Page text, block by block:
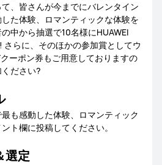
、皆さんが今までにバレンタイン
た体験、ロマンティックな体験を
中から抽選で10名様にHUAWEI
さらに、そのほかの参加賞としてウ
ーポン券もご用意しておりますの
ださい?
も感動した体験、ロマンティック
ト欄に投稿してください。
選定